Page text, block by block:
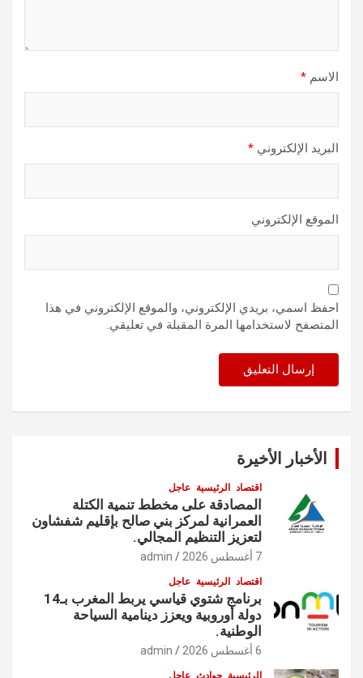
الاسم *
البريد الإلكتروني *
الموقع الإلكتروني
احفظ اسمي، بريدي الإلكتروني، والموقع الإلكتروني في هذا
المتصفح لاستخدامها المرة المقبلة في تعليقي.
الأخبار الأخيرة
اقتصاد الرئيسية عاجل
المصادقة على مخطط تنمية الكتلة
العمرانية لمركز بني صالح بإقليم شفشاون
لتعزيز التنظيم المجالي.
7 أغسطس 2026 admin
اقتصاد الرئيسية عاجل
برنامج شتوي قياسي يربط المغرب بـ14
دولة أوروبية ويعزز دينامية السياحة
الوطنية.
6 أغسطس 2026 admin
الرئيسية حوادث عاجل